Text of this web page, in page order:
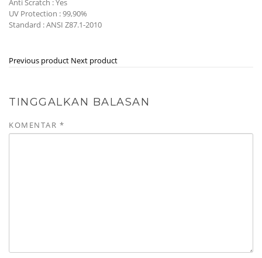
Anti Scratch : Yes
UV Protection : 99,90%
Standard : ANSI Z87.1-2010
Previous product Next product
TINGGALKAN BALASAN
KOMENTAR *